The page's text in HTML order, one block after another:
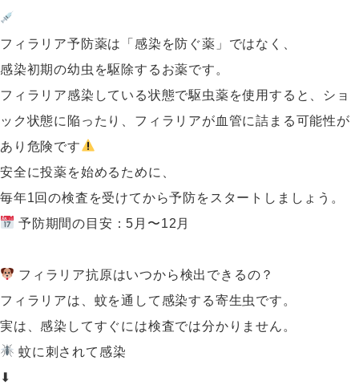
フィラリア予防薬は「感染を防ぐ薬」ではなく、
感染初期の幼虫を駆除するお薬です。
フィラリア感染している状態で駆虫薬を使用すると、ショ
ック状態に陥ったり、フィラリアが血管に詰まる可能性が
あり危険です
安全に投薬を始めるために、
毎年1回の検査を受けてから予防をスタートしましょう。
予防期間の目安：5月〜12月
フィラリア抗原はいつから検出できるの？
フィラリアは、蚊を通して感染する寄生虫です。
実は、感染してすぐには検査では分かりません。
蚊に刺されて感染
⬇